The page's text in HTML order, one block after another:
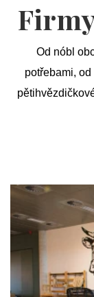
Od nóbl
potřebami,